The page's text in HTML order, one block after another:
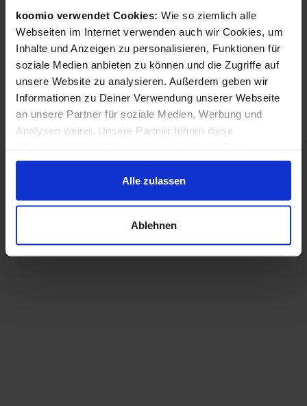
koomio verwendet Cookies: Wie so ziemlich alle
Webseiten im Internet verwenden auch wir Cookies, um
Inhalte und Anzeigen zu personalisieren, Funktionen für
soziale Medien anbieten zu können und die Zugriffe auf
unsere Website zu analysieren. Außerdem geben wir
Informationen zu Deiner Verwendung unserer Webseite
an unsere Partner für soziale Medien, Werbung und
Analysen weiter. Unsere Partner führen diese
zusammen, die Du ihnen bereitgestellt hast oder die sie
im Rahmen Deiner Nutzung der Dienste gesammelt
haben.
Alle zulassen
Ablehnen